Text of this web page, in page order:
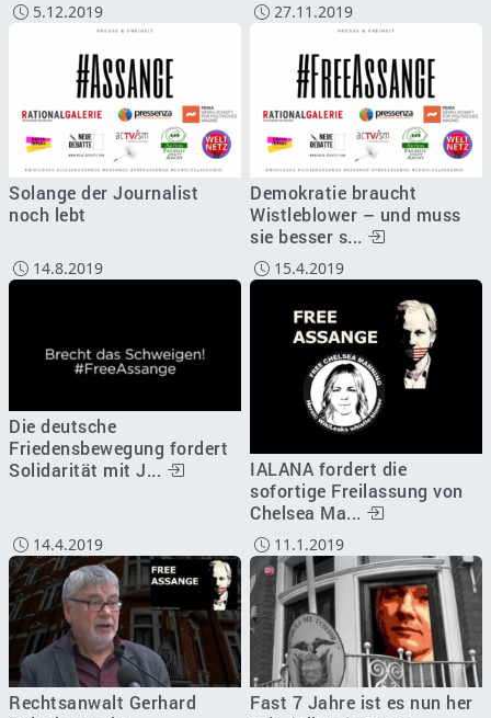
5.12.2019
Solange der Journalist
noch lebt
27.11.2019
Demokratie braucht
Wistleblower – und muss
sie besser s...
14.8.2019
Die deutsche
Friedensbewegung fordert
Solidarität mit J...
15.4.2019
IALANA fordert die
sofortige Freilassung von
Chelsea Ma...
14.4.2019
Rechtsanwalt Gerhard
11.1.2019
Fast 7 Jahre ist es nun her